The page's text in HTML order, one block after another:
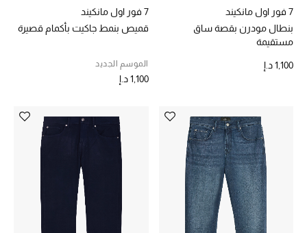
الديكورات والإكسسوارات
أجهزة المطبخ والمنزل
الشموع والعطور المنزلية
7 فور اول مانكيند
بنطال مودرن بقصة ساق
مستقيمة
1,100 د.إ
7 فور اول مانكيند
قميص بنمط جاكيت بأكمام قصيرة
الموسم الجديد
1,100 د.إ